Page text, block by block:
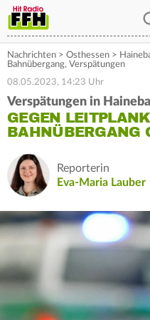
Nachrichten > Osthessen >
Bahnübergang, Verspätungen
08.05.2023, 14:23 Uhr
Verspätungen in
GEGEN
BAHNÜBERGANG
Reporterin
Eva-Maria Lauber